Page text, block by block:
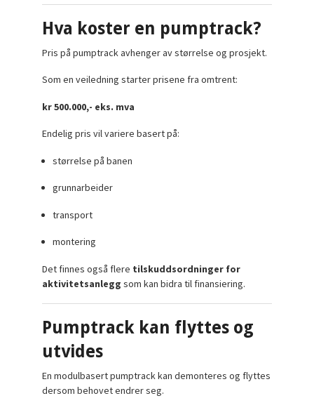
Hva koster en pumptrack?
Pris på pumptrack avhenger av størrelse og prosjekt.
Som en veiledning starter prisene fra omtrent:
kr 500.000,- eks. mva
Endelig pris vil variere basert på:
størrelse på banen
grunnarbeider
transport
montering
Det finnes også flere tilskuddsordninger for
aktivitetsanlegg som kan bidra til finansiering.
Pumptrack kan flyttes og
utvides
En modulbasert pumptrack kan demonteres og flyttes
dersom behovet endrer seg.